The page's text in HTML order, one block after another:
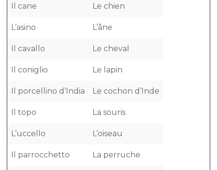
Il cane Le chien
L’asino L’âne
Il cavallo Le cheval
Il coniglio Le lapin
Il porcellino d’India Le cochon d’Inde
Il topo La souris
L’uccello L’oiseau
Il parrocchetto La perruche